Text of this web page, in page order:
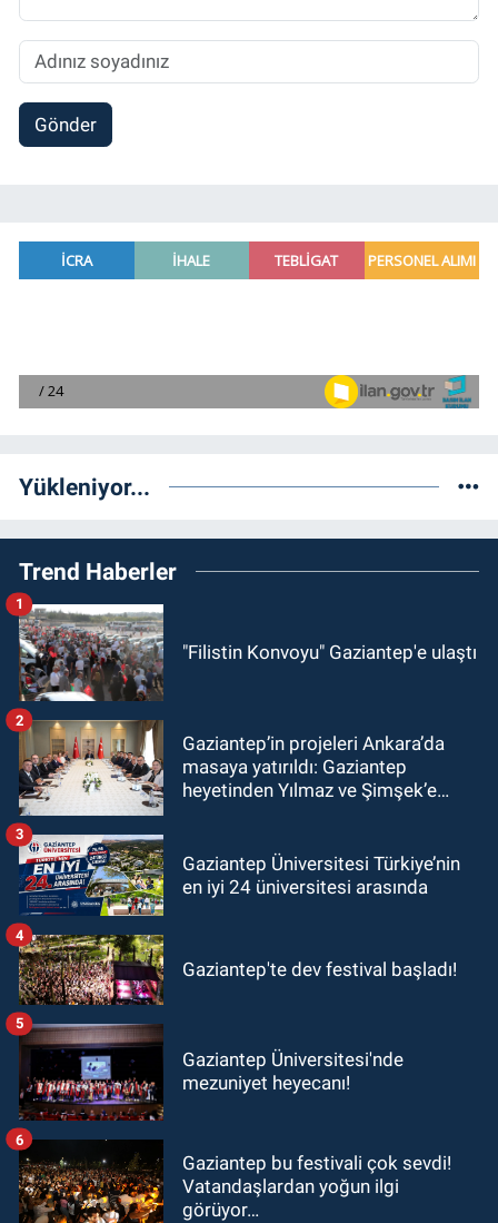
Gönder
Yükleniyor...
Trend Haberler
"Filistin Konvoyu" Gaziantep'e ulaştı
1
Gaziantep’in projeleri Ankara’da
masaya yatırıldı: Gaziantep
heyetinden Yılmaz ve Şimşek’e
2
Gaziantep Üniversitesi Türkiye’nin
en iyi 24 üniversitesi arasında
3
Gaziantep'te dev festival başladı!
4
Gaziantep Üniversitesi'nde
mezuniyet heyecanı!
5
Gaziantep bu festivali çok sevdi!
Vatandaşlardan yoğun ilgi
görüyor…
6